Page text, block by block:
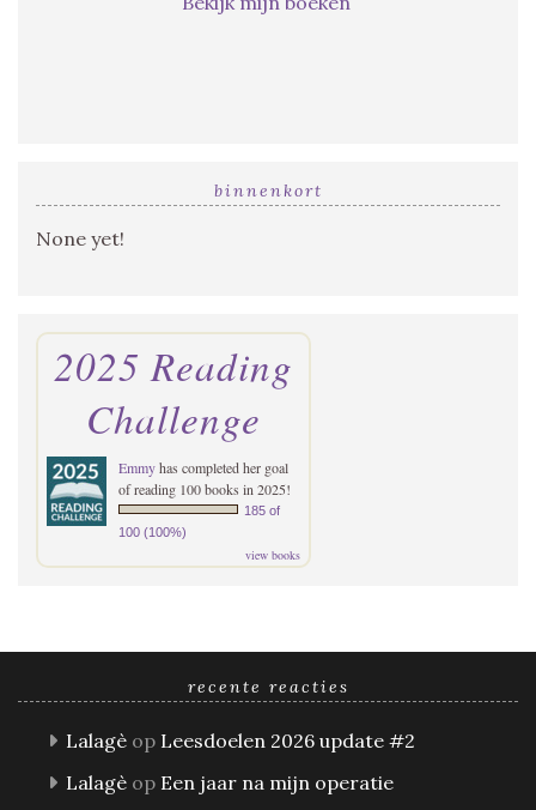
binnenkort
None yet!
2025 Reading
Challenge
Emmyhas completed her goal
of reading 100 books in 2025!
185 of
100 (100%)
view books
recente reacties
Lalagè op Leesdoelen 2026 update #2
Lalagè op Een jaar na mijn operatie